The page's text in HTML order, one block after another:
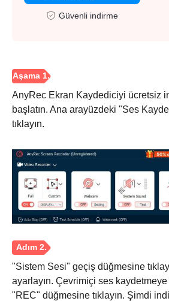
Güvenli indirme
AnyRec Ekran Kaydediciyi ücretsiz
başlatın. Ana arayüzdeki "Ses
tıklayın.
"Sistem Sesi" geçiş düğmesine
ayarlayın. Çevrimiçi ses
"REC" düğmesine tıklayın. Şimdi